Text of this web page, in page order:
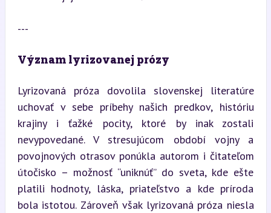
---
Význam lyrizovanej prózy
Lyrizovaná próza dovolila slovenskej literatúre
uchovať v sebe príbehy našich predkov, históriu
krajiny i ťažké pocity, ktoré by inak zostali
nevypovedané. V stresujúcom období vojny a
povojnových otrasov ponúkla autorom i čitateľom
útočisko – možnosť “uniknúť” do sveta, kde ešte
platili hodnoty, láska, priateľstvo a kde príroda
bola istotou. Zároveň však lyrizovaná próza niesla